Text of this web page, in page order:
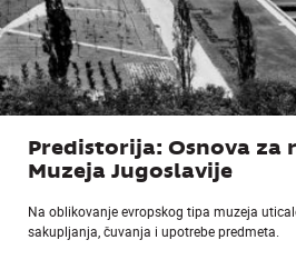
Predistorija: Osnova za
Muzeja Jugoslavije
Na oblikovanje evropskog tipa muzeja
sakupljanja, čuvanja i upotrebe predmeta.